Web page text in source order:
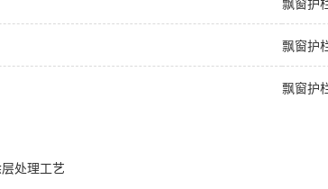
飘窗护
飘窗护
处理工艺